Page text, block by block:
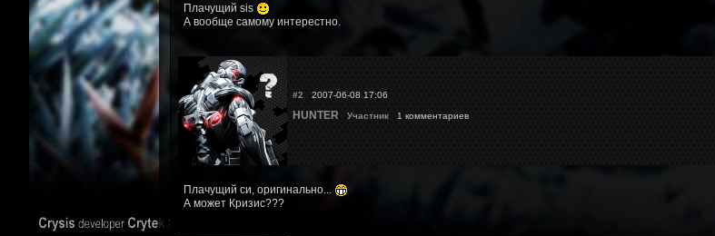
Плачущий sis
А вообще самому интерестно.
#2 2007-06-08 17:06
HUNTER Участник1 комментариев
Плачущий си, оригинально...
А может Кризис???